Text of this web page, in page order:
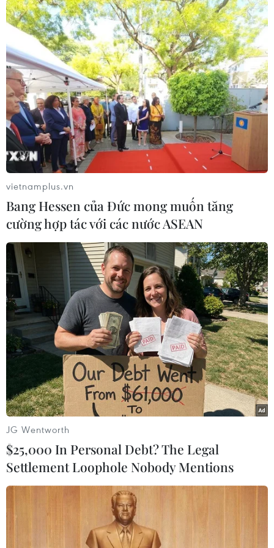
#Bộ Y tế
#Bệnh truyền nhiễm
#Ngân sách khám chữa bệnh
#Tỷ lệ tử vong
#Danh mục Bệnh truyền nhiễm
TIN LIÊN QUAN
Điều cần biết về bệnh
vietnamplus.vn
Bang Hessen của Đức mong muốn tăng
cường hợp tác với các nước ASEAN
JG Wentworth
$25,000 In Personal Debt? The Legal
Settlement Loophole Nobody Mentions